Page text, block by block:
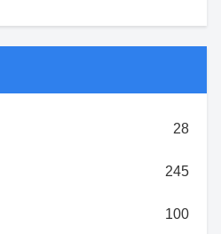
28
245
100